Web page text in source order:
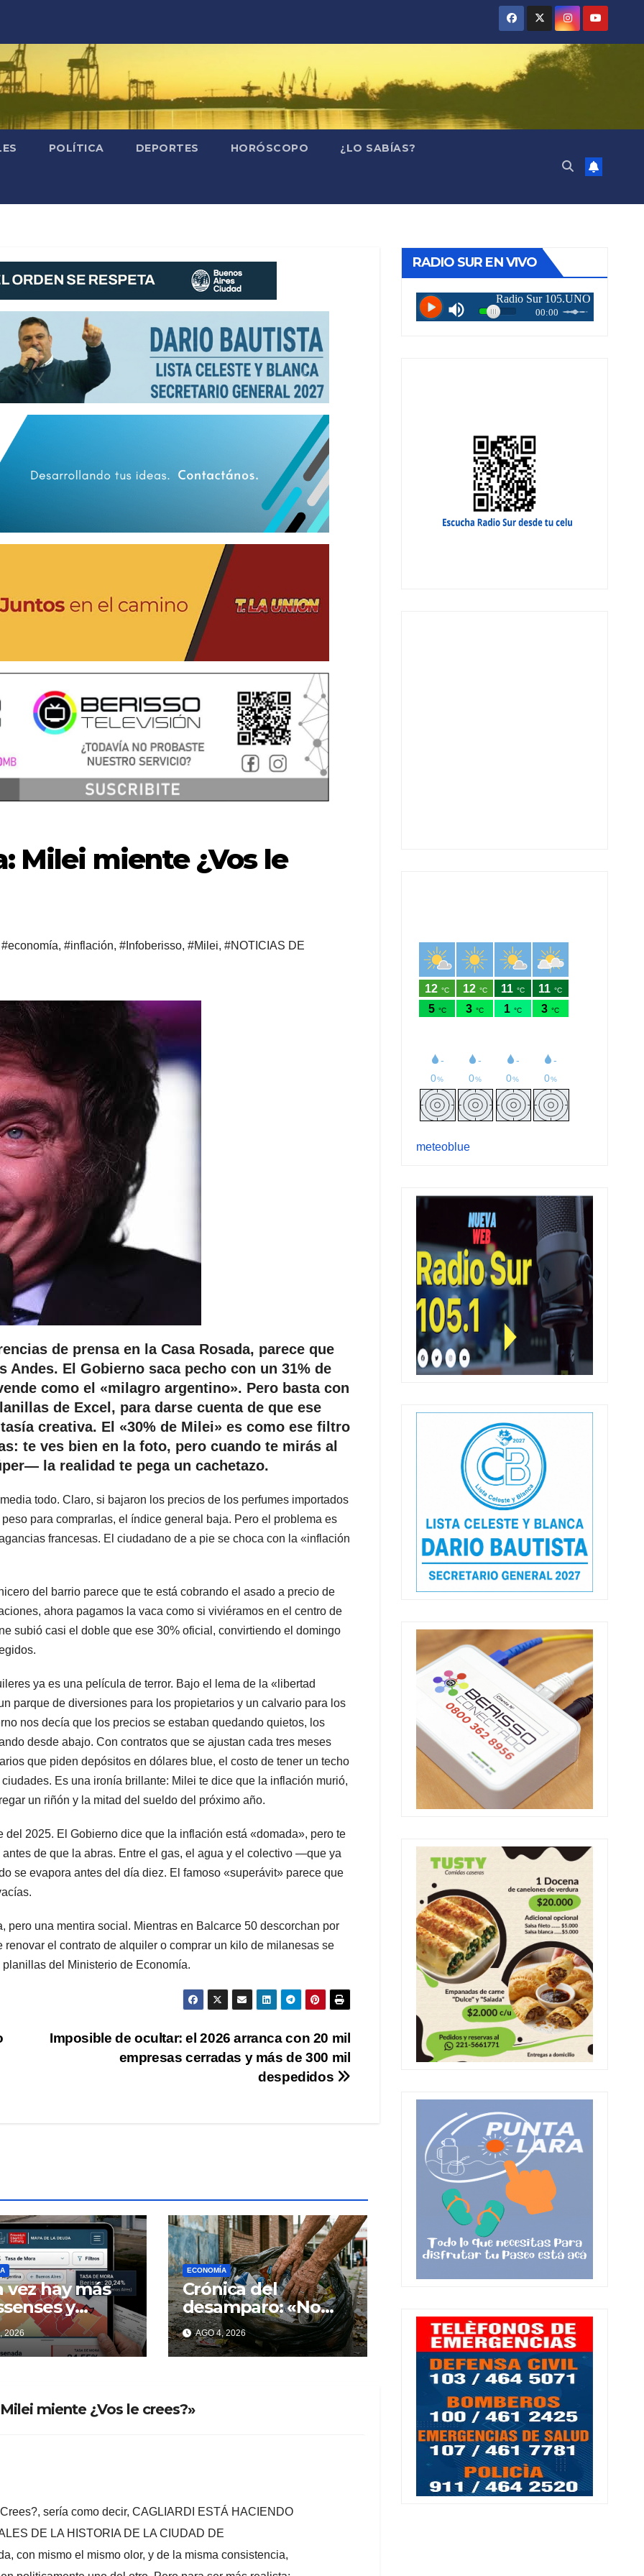
POLÍTICA DEPORTES HORÓSCOPO ¿LO SABÍAS?
Milei miente ¿Vos le
#economía, #inflación, #Infoberisso, #Milei, #NOTICIAS DE
de prensa en la Casa Rosada, parece que
Andes. El Gobierno saca pecho con un 31% de
como el «milagro argentino». Pero basta con
de Excel, para darse cuenta de que ese
creativa. El «30% de Milei» es como ese filtro
te ves bien en la foto, pero cuando te mirás al
la realidad te pega un cachetazo.
todo. Claro, si bajaron los precios de los perfumes importados
para comprarlas, el índice general baja. Pero el problema es
francesas. El ciudadano de a pie se choca con la «inflación
del barrio parece que te está cobrando el asado a precio de
ahora pagamos la vaca como si viviéramos en el centro de
subió casi el doble que ese 30% oficial, convirtiendo el domingo
ya es una película de terror. Bajo el lema de la «libertad
parque de diversiones para los propietarios y un calvario para los
nos decía que los precios se estaban quedando quietos, los
desde abajo. Con contratos que se ajustan cada tres meses
que piden depósitos en dólares blue, el costo de tener un techo
Es una ironía brillante: Milei te dice que la inflación murió,
un riñón y la mitad del sueldo del próximo año.
2025. El Gobierno dice que la inflación está «domada», pero te
de que la abras. Entre el gas, el agua y el colectivo —que ya
se evapora antes del día diez. El famoso «superávit» parece que
una mentira social. Mientras en Balcarce 50 descorchan por
el contrato de alquiler o comprar un kilo de milanesas se
del Ministerio de Economía.
Imposible de ocultar: el 2026 arranca con 20 mil
empresas cerradas y más de 300 mil
despedidos
vez hay más
y
con
incobrables
2026
ECONOMÍA
Crónica del
desamparo: «No
voy a romper la
bolsa, quédese
tranquilo…»
AGO 4, 2026
miente ¿Vos le crees?»
sería como decir, CAGLIARDI ESTÁ HACIENDO
DE LA HISTORIA DE LA CIUDAD DE
con mismo el mismo olor, y de la misma consistencia,
RADIO SUR EN VIVO
meteoblue